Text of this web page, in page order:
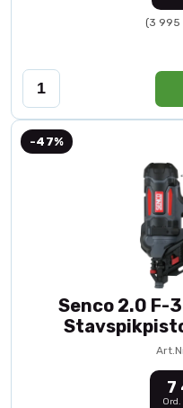
(3 995
-47%
Senco 2.0 F-
7
Ord.